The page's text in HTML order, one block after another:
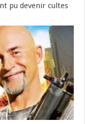
pu devenir cultes